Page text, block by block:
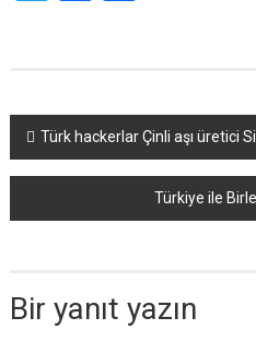
Yazı
dolaşımı
Türk hackerlar Çinli aşı üretici
Türkiye ile
Bir yanıt yazın